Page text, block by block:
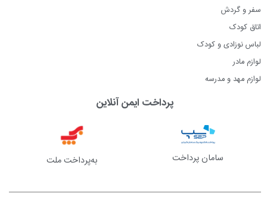
سفر و گردش
اتاق کودک
لباس نوزادی و کودک
لوازم مادر
لوازم مهد و مدرسه
پرداخت ایمن آنلاین
سامان پرداخت به‌پرداخت ملت